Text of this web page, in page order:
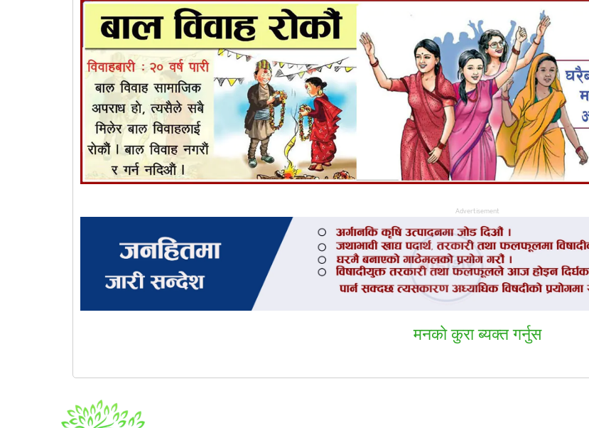
Advertisement
मनकाे कुरा ब्यक्त गर्नुस